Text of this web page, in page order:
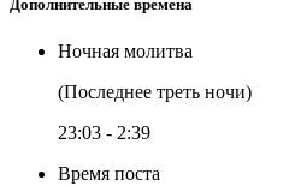
Дополнительные времена
Ночная молитва
(Последнее треть ночи)
23:03 - 2:39
Время поста